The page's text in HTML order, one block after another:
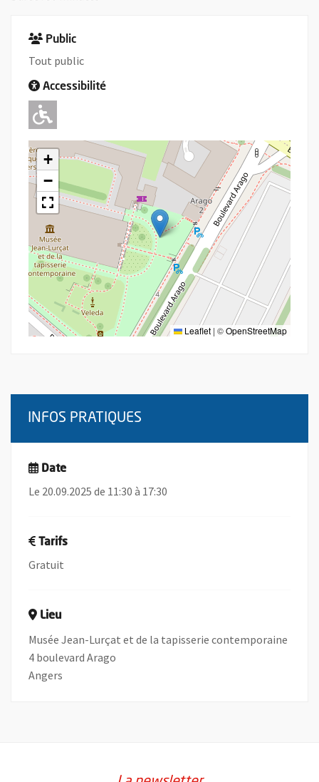
Public
Tout public
Accessibilité
Adapté pour l'handicap Moteur
+
−
Leaflet | ©OpenStreetMap
INFOS PRATIQUES
Date
Le 20.09.2025 de 11:30 à 17:30
Tarifs
Gratuit
Lieu
Musée Jean-Lurçat et de la tapisserie contemporaine
4 boulevard Arago
Angers